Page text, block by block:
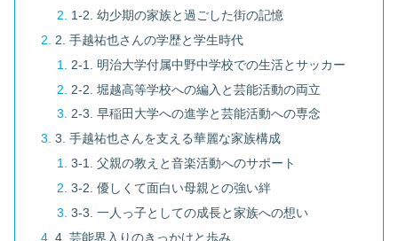
1-2. 幼少期の家族と過ごした街の記憶
2. 手越祐也さんの学歴と学生時代
2-1. 明治大学付属中野中学校での生活とサッカー
2-2. 堀越高等学校への編入と芸能活動の両立
2-3. 早稲田大学への進学と芸能活動への専念
3. 手越祐也さんを支える華麗な家族構成
3-1. 父親の教えと音楽活動へのサポート
3-2. 優しくて面白い母親との強い絆
3-3. 一人っ子としての成長と家族への想い
4. 芸能界入りのきっかけと歩み